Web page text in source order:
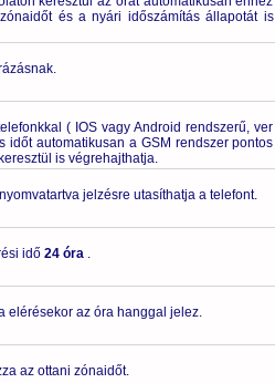
és a nyári időszámítás állapotát is
( IOS vagy Android rendszerű, ver
időt automatikusan a GSM rendszer pontos
is végrehajthatja.
jelzésre utasíthatja a telefont.
idő 24 óra .
elérésekor az óra hanggal jelez.
az ottani zónaidőt.